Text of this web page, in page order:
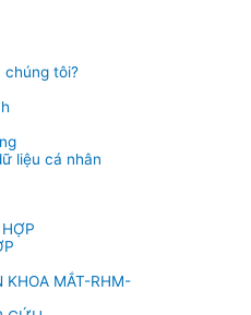
chúng tôi?
liệu cá nhân
KHOA MẮT-RHM-